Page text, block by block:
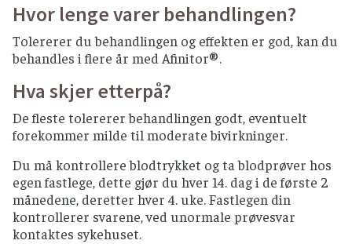
Hvor lenge varer behandlingen?
Tolererer du behandlingen og effekten er god, kan du
behandles i flere år med Afinitor®.
Hva skjer etterpå?
De fleste tolererer behandlingen godt, eventuelt
forekommer milde til moderate bivirkninger.
Du må kontrollere blodtrykket og ta blodprøver hos
egen fastlege, dette gjør du hver 14. dag i de første 2
månedene, deretter hver 4. uke. Fastlegen din
kontrollerer svarene, ved unormale prøvesvar
kontaktes sykehuset.